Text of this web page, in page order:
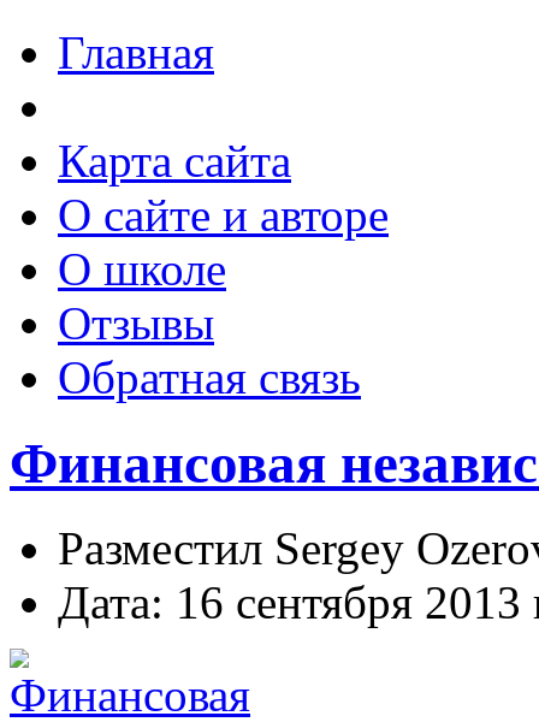
Главная
Карта сайта
О сайте и авторе
О школе
Отзывы
Обратная связь
Финансовая
Разместил Sergey
Дата: 16 сентября 2013